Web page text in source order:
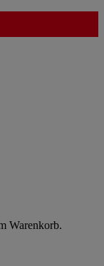
Warenkorb.